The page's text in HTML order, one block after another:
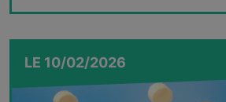
LE 10/02/2026